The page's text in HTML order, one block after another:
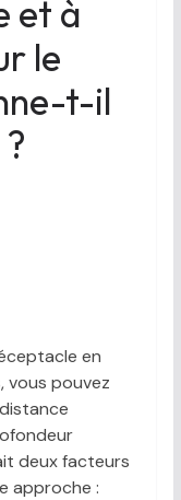
et à
le
t-il
en
vous pouvez
deux facteurs
approche :